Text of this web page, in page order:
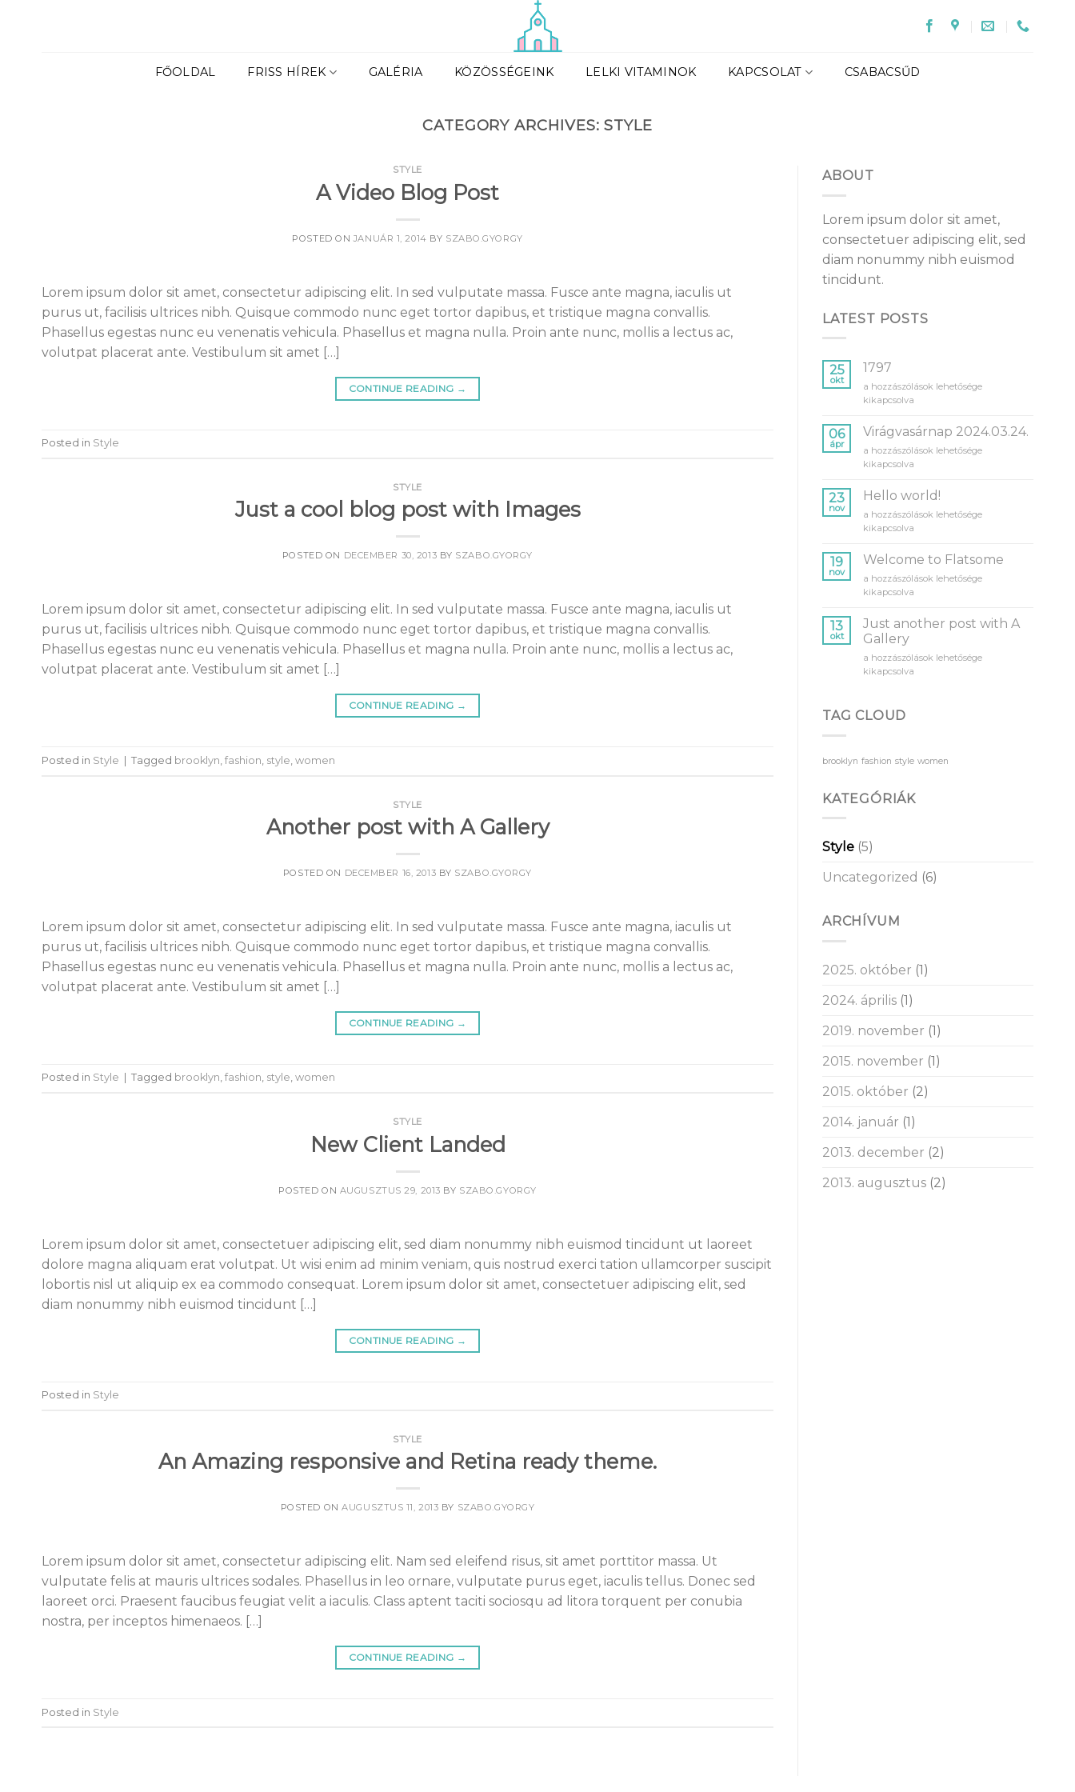
FŐOLDAL FRISS HÍREK GALÉRIA KÖZÖSSÉGEINK LELKI VITAMINOK KAPCSOLAT CSABACSŰD
CATEGORY ARCHIVES:STYLE
STYLE
A Video Blog Post
POSTED ONJANUÁR 1, 2014 BY SZABO.GYORGY
Lorem ipsum dolor sit amet, consectetur adipiscing elit. In sed vulputate massa. Fusce ante magna, iaculis ut
purus ut, facilisis ultrices nibh. Quisque commodo nunc eget tortor dapibus, et tristique magna convallis.
Phasellus egestas nunc eu venenatis vehicula. Phasellus et magna nulla. Proin ante nunc, mollis a lectus ac,
volutpat placerat ante. Vestibulum sit amet […]
CONTINUE READING →
Posted in Style
STYLE
Just a cool blog post with Images
POSTED ON DECEMBER 30, 2013 BY SZABO.GYORGY
Lorem ipsum dolor sit amet, consectetur adipiscing elit. In sed vulputate massa. Fusce ante magna, iaculis ut
purus ut, facilisis ultrices nibh. Quisque commodo nunc eget tortor dapibus, et tristique magna convallis.
Phasellus egestas nunc eu venenatis vehicula. Phasellus et magna nulla. Proin ante nunc, mollis a lectus ac,
volutpat placerat ante. Vestibulum sit amet […]
CONTINUE READING →
Posted in Style Tagged brooklyn fashion style women
STYLE
Another post with A Gallery
POSTED ON DECEMBER 16, 2013 BY SZABO.GYORGY
Lorem ipsum dolor sit amet, consectetur adipiscing elit. In sed vulputate massa. Fusce ante magna, iaculis ut
purus ut, facilisis ultrices nibh. Quisque commodo nunc eget tortor dapibus, et tristique magna convallis.
Phasellus egestas nunc eu venenatis vehicula. Phasellus et magna nulla. Proin ante nunc, mollis a lectus ac,
volutpat placerat ante. Vestibulum sit amet […]
CONTINUE READING →
Posted in Style Tagged brooklyn, fashion, style, women
STYLE
New Client Landed
POSTED ON AUGUSZTUS 29, 2013 BY SZABO.GYORGY
Lorem ipsum dolor sit amet, consectetuer adipiscing elit, sed diam nonummy nibh euismod tincidunt ut laoreet
dolore magna aliquam erat volutpat. Ut wisi enim ad minim veniam, quis nostrud exerci tation ullamcorper suscipit
lobortis nisl ut aliquip ex ea commodo consequat. Lorem ipsum dolor sit amet, consectetuer adipiscing elit, sed
diam nonummy nibh euismod tincidunt […]
CONTINUE READING →
Posted in Style
STYLE
An Amazing responsive and Retina ready theme.
POSTED ONAUGUSZTUS 11, 2013 BY SZABO.GYORGY
Lorem ipsum dolor sit amet, consectetur adipiscing elit. Nam sed eleifend risus, sit amet porttitor massa. Ut
vulputate felis at mauris ultrices sodales. Phasellus in leo ornare, vulputate purus eget, iaculis tellus. Donec sed
laoreet orci. Praesent faucibus feugiat velit a iaculis. Class aptent taciti sociosqu ad litora torquent per conubia
nostra, per inceptos himenaeos. […]
CONTINUE READING →
Posted in Style
ABOUT
Lorem ipsum dolor sit amet,
consectetuer adipiscing elit, sed
diam nonummy nibh euismod
tincidunt.
LATEST POSTS
25
okt
1797
bejegyzéshez
a hozzászólások lehetősége
kikapcsolva
06
ápr
Virágvasárnap 2024.03.24.
Virágvasárnap
2024.03.24.
a hozzászólások lehetősége
kikapcsolva
23
nov
Hello world!
Hello
world!
a hozzászólások lehetősége
kikapcsolva
19
nov
Welcome to Flatsome
Welcome
to
bejegyzéshez
a hozzászólások lehetősége
kikapcsolva
13
okt
Just another post with A
Gallery
Just
another
A
a hozzászólások lehetősége
kikapcsolva
TAG CLOUD
brooklyn fashion style women
KATEGÓRIÁK
Style (5)
Uncategorized (6)
ARCHÍVUM
2025. október (1)
2024. április (1)
2019. november (1)
2015. november (1)
2015. október (2)
2014. január (1)
2013. december (2)
2013. augusztus (2)